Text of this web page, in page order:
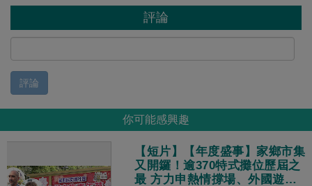
評論
評論
你可能感興趣
【短片】【年度盛事】家鄉市集
又開鑼！逾370特式攤位歷屆之
最 方力申熱情撐場、外國遊客